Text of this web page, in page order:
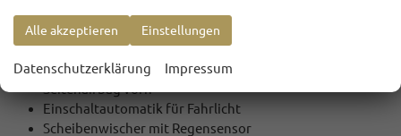
Geschwindigkeits-Regelanlage (Tempomat)
Kopf-Airbag-System
Scheinwerfer LED
Seitenairbag vorn
Einschaltautomatik für Fahrlicht
Scheibenwischer mit Regensensor
Alle akzeptieren Einstellungen
Datenschutzerklärung Impressum